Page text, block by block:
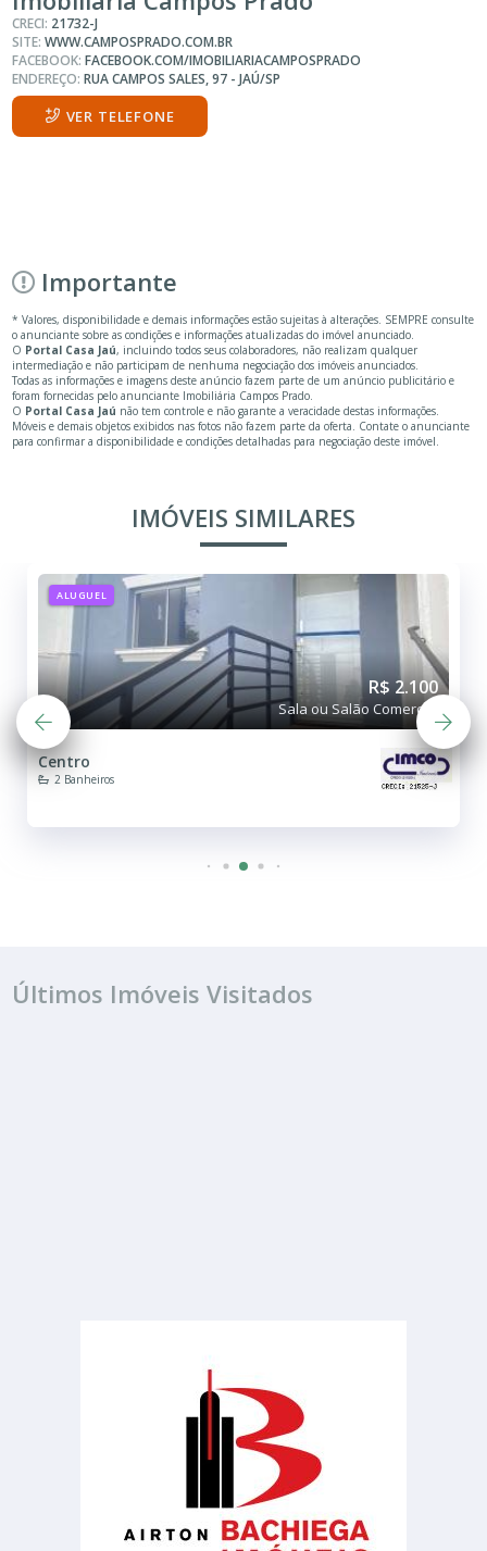
CRECI: 21732-J
SITE:WWW.CAMPOSPRADO.COM.BR
FACEBOOK:FACEBOOK.COM/IMOBILIARIACAMPOSPRADO
ENDEREÇO:RUA CAMPOS SALES, 97 - JAÚ/SP
VER TELEFONE
Importante
* Valores, disponibilidade e demais informações estão sujeitas à alterações. SEMPRE consulte
o anunciante sobre as condições e informações atualizadas do imóvel anunciado.
O Portal Casa Jaú, incluindo todos seus colaboradores, não realizam qualquer
intermediação e não participam de nenhuma negociação dos imóveis anunciados.
Todas as informações e imagens deste anúncio fazem parte de um anúncio publicitário e
foram fornecidas pelo anunciante Imobiliária Campos Prado.
O Portal Casa Jaú não tem controle e não garante a veracidade destas informações.
Móveis e demais objetos exibidos nas fotos não fazem parte da oferta. Contate o anunciante
para confirmar a disponibilidade e condições detalhadas para negociação deste imóvel.
IMÓVEIS SIMILARES
ALUGUEL
R$ 2.100
Sala ou Salão Comercial
2 Banheiros
Últimos Imóveis Visitados